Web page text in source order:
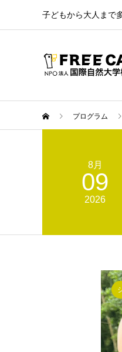
子どもから大人まで
プログラム
8月
09
2026